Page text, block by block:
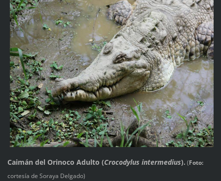
Caimán del Orinoco Adulto (Crocodylus intermedius). (Foto:
cortesía de Soraya Delgado)